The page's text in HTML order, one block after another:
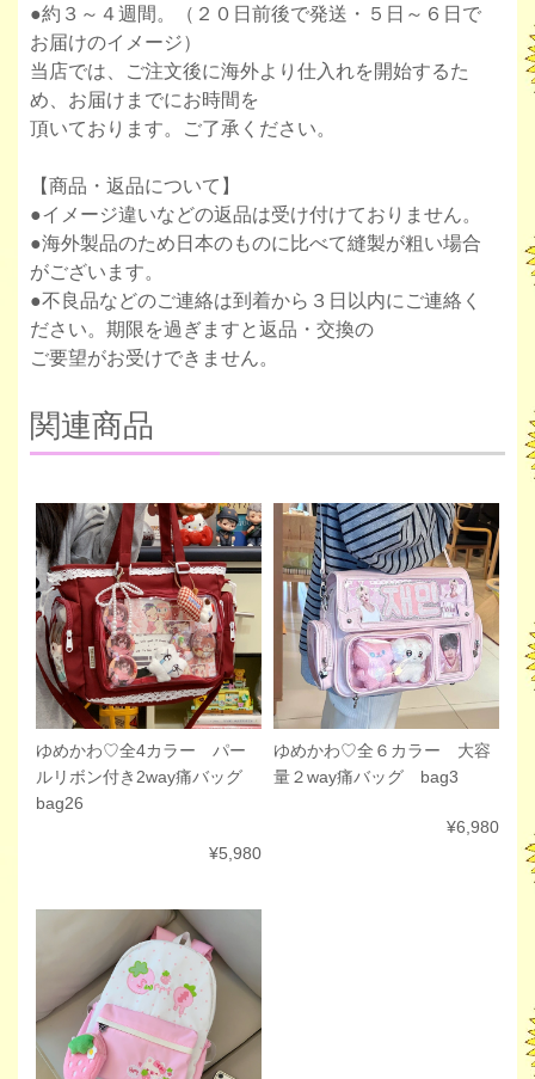
●約３～４週間。（２０日前後で発送・５日～６日で
お届けのイメージ）
当店では、ご注文後に海外より仕入れを開始するた
め、お届けまでにお時間を
頂いております。ご了承ください。
【商品・返品について】
●イメージ違いなどの返品は受け付けておりません。
●海外製品のため日本のものに比べて縫製が粗い場合
がございます。
●不良品などのご連絡は到着から３日以内にご連絡く
ださい。期限を過ぎますと返品・交換の
ご要望がお受けできません。
関連商品
ゆめかわ♡全4カラー パー
ルリボン付き2way痛バッグ
bag26
¥5,980
ゆめかわ♡全６カラー 大容
量２way痛バッグ bag3
¥6,980